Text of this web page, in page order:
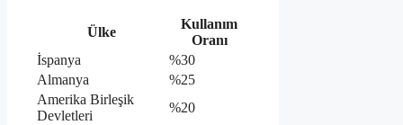
Ülke
Kullanım
Oranı
İspanya
%30
Almanya
%25
Amerika Birleşik
Devletleri
%20